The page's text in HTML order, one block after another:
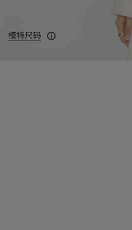
模特尺码
模特身高：178cm，身穿 UK 8 码。